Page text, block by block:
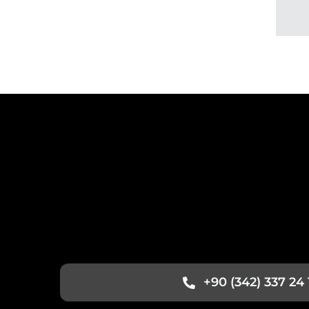
+90 (342) 337 24